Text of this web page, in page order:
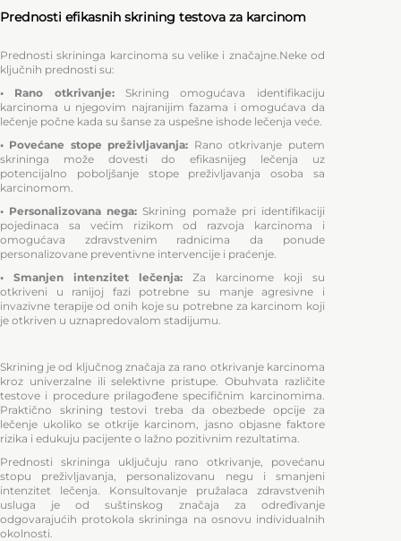
Prednosti efikasnih skrining testova za karcinom
Prednosti skrininga karcinoma su velike i značajne.Neke od
ključnih prednosti su:
• Rano otkrivanje: Skrining omogućava identifikaciju
karcinoma u njegovim najranijim fazama i omogućava da
lečenje počne kada su šanse za uspešne ishode lečenja veće.
• Povećane stope preživljavanja: Rano otkrivanje putem
skrininga može dovesti do efikasnijeg lečenja uz
potencijalno poboljšanje stope preživljavanja osoba sa
karcinomom.
• Personalizovana nega: Skrining pomaže pri identifikaciji
pojedinaca sa većim rizikom od razvoja karcinoma i
omogućava zdravstvenim radnicima da ponude
personalizovane preventivne intervencije i praćenje.
• Smanjen intenzitet lečenja:Za karcinome koji su
otkriveni u ranijoj fazi potrebne su manje agresivne i
invazivne terapije od onih koje su potrebne za karcinom koji
je otkriven u uznapredovalom stadijumu.
Skrining je od ključnog značaja za rano otkrivanje karcinoma
kroz univerzalne ili selektivne pristupe. Obuhvata različite
testove i procedure prilagođene specifičnim karcinomima.
Praktično skrining testovi treba da obezbede opcije za
lečenje ukoliko se otkrije karcinom, jasno objasne faktore
rizika i edukuju pacijente o lažnо pozitivnim rezultatima.
Prednosti skrininga uključuju rano otkrivanje, povećanu
stopu preživljavanja, personalizovanu negu i smanjeni
intenzitet lečenja. Konsultovanje pružalaca zdravstvenih
usluga je od suštinskog značaja za određivanje
odgovarajućih protokola skrininga na osnovu individualnih
okolnosti.